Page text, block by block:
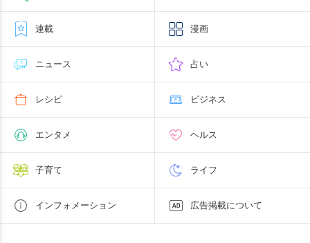
連載 漫画
ニュース 占い
レシピ ビジネス
エンタメ ヘルス
子育て ライフ
インフォメーション 広告掲載について